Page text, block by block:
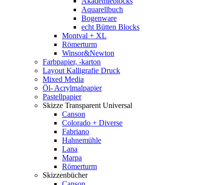
Aquarellbuch
Bogenware
echt Bütten Blocks
Montval + XL
Römerturm
Winsor&Newton
Farbpapier, -karton
Layout Kalligrafie Druck
Mixed Media
Öl- Acrylmalpapier
Pastellpapier
Skizze Transparent Universal
Canson
Colorado + Diverse
Fabriano
Hahnemühle
Lana
Marpa
Römerturm
Skizzenbücher